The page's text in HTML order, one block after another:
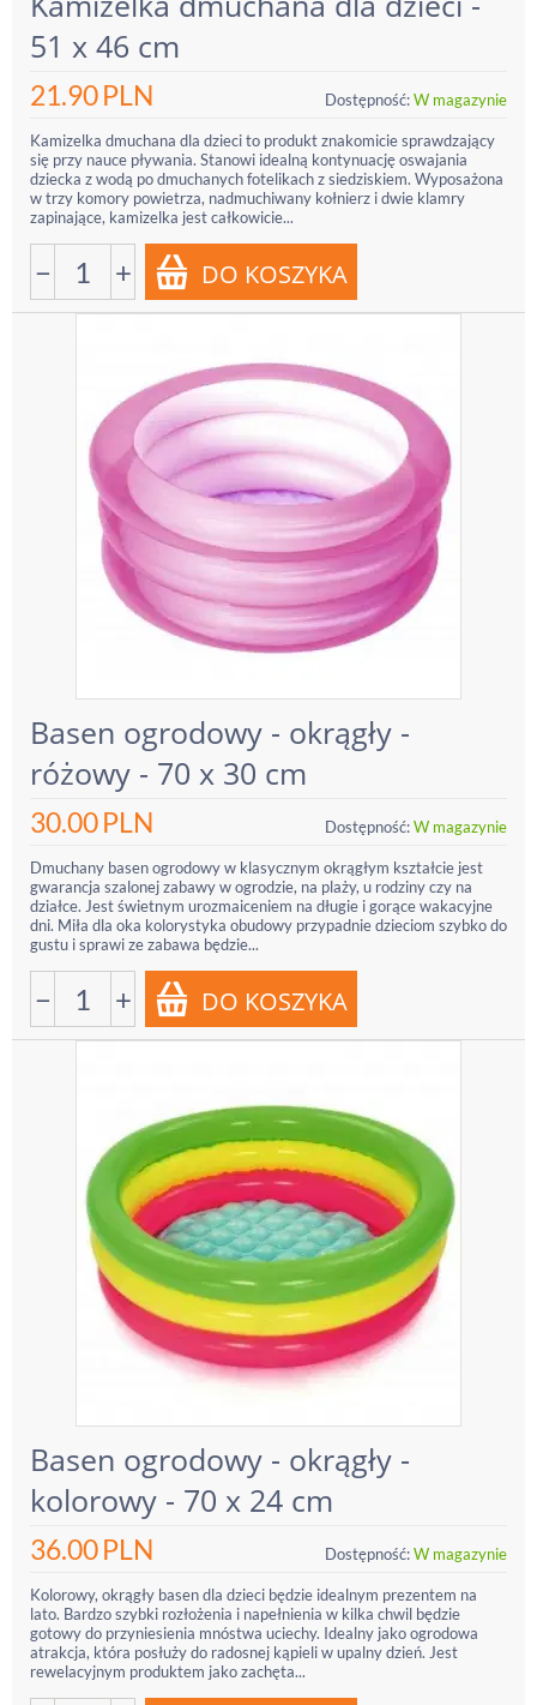
51 x 46 cm
21.90PLN Dostępność:W magazynie
Kamizelka dmuchana dla dzieci to produkt znakomicie sprawdzający
się przy nauce pływania. Stanowi idealną kontynuację oswajania
dziecka z wodą po dmuchanych fotelikach z siedziskiem. Wyposażona
w trzy komory powietrza, nadmuchiwany kołnierz i dwie klamry
zapinające, kamizelka jest całkowicie...
− +
Basen ogrodowy - okrągły -
różowy - 70 x 30 cm
30.00PLN Dostępność:W magazynie
Dmuchany basen ogrodowy w klasycznym okrągłym kształcie jest
gwarancja szalonej zabawy w ogrodzie, na plaży, u rodziny czy na
działce. Jest świetnym urozmaiceniem na długie i gorące wakacyjne
dni. Miła dla oka kolorystyka obudowy przypadnie dzieciom szybko do
gustu i sprawi ze zabawa będzie...
− +
Basen ogrodowy - okrągły -
kolorowy - 70 x 24 cm
36.00PLN Dostępność:W magazynie
Kolorowy, okrągły basen dla dzieci będzie idealnym prezentem na
lato. Bardzo szybki rozłożenia i napełnienia w kilka chwil będzie
gotowy do przyniesienia mnóstwa uciechy. Idealny jako ogrodowa
atrakcja, która posłuży do radosnej kąpieli w upalny dzień. Jest
rewelacyjnym produktem jako zachęta...